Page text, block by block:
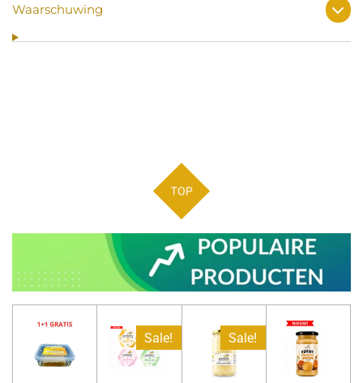
Waarschuwing
TOP
Sale! Sale!